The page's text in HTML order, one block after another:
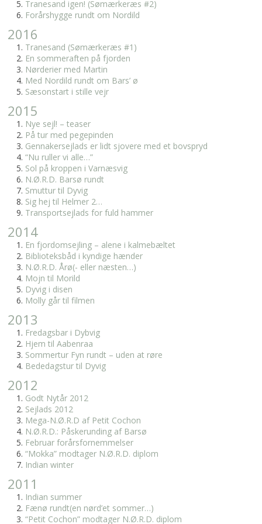
Tranesand igen! (Sømærkeræs #2)
Forårshygge rundt om Nordild
2016
Tranesand (Sømærkeræs #1)
En sommeraften på fjorden
Nørderier med Martin
Med Nordild rundt om Bars’ ø
Sæsonstart i stille vejr
2015
Nye sejl! – teaser
På tur med pegepinden
Gennakersejlads er lidt sjovere med et bovspryd
“Nu ruller vi alle…”
Sol på kroppen i Varnæsvig
N.Ø.R.D. Barsø rundt
Smuttur til Dyvig
Sig hej til Helmer 2…
Transportsejlads for fuld hammer
2014
En fjordomsejling – alene i kalmebæltet
Biblioteksbåd i kyndige hænder
N.Ø.R.D. Årø(- eller næsten…)
Mojn til Morild
Dyvig i disen
Molly går til filmen
2013
Fredagsbar i Dybvig
Hjem til Aabenraa
Sommertur Fyn rundt – uden at røre
Bededagstur til Dyvig
2012
Godt Nytår 2012
Sejlads 2012
Mega-N.Ø.R.D af Petit Cochon
N.Ø.R.D.: Påskerunding af Barsø
Februar forårsfornemmelser
“Mokka” modtager N.Ø.R.D. diplom
Indian winter
2011
Indian summer
Fænø rundt(en nørd’et sommer…)
“Petit Cochon” modtager N.Ø.R.D. diplom